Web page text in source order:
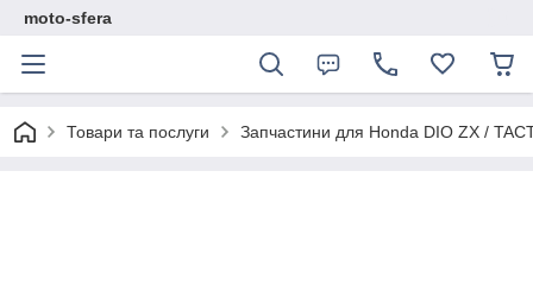
moto-sfera
Товари та послуги Запчастини для Нonda DIO ZX /